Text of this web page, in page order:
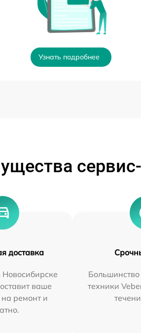
Узнать подробнее
доставка
ваше
на ремонт и
техники